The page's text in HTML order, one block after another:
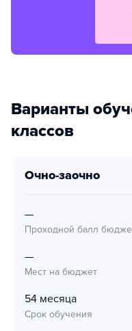
Варианты
классов
очно-заочно
—
Проходной балл
—
Мест на бюджет
54 месяца
Срок обучения